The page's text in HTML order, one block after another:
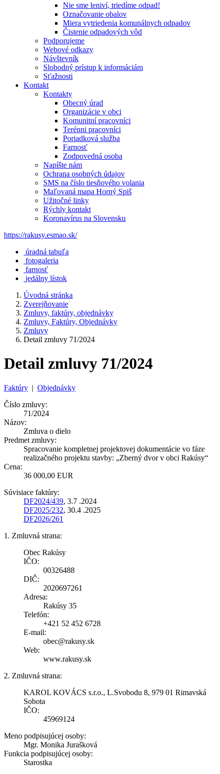
Nie sme leniví, triedíme odpad!
Označovanie obalov
Miera vytriedenia komunálnych odpadov
Čistenie odpadových vôd
Podporujeme
Webové odkazy
Návštevník
Slobodný prístup k informáciám
Sťažnosti
Kontakt
Kontakty
Obecný úrad
Organizácie v obci
Komunitní pracovníci
Terénni pracovníci
Poriadková služba
Farnosť
Zodpovedná osoba
Napíšte nám
Ochrana osobných údajov
SMS na číslo tiesňového volania
Maľovaná mapa Horný Spiš
Užitočné linky
Rýchly kontakt
Koronavírus na Slovensku
https://rakusy.esmao.sk/
úradná tabuľa
fotogaleria
farnosť
jedálny lístok
Úvodná stránka
Zverejňovanie
Zmluvy, faktúry, objednávky
Zmluvy, Faktúry, Objednávky
Zmluvy
Detail zmluvy 71/2024
Detail zmluvy 71/2024
Faktúry | Objednávky
Číslo zmluvy:
71/2024
Názov:
Zmluva o dielo
Predmet zmluvy:
Spracovanie kompletnej projektovej dokumentácie vo fáze
realizačného projektu stavby: „Zberný dvor v obci Rakúsy“
Cena:
36 000,00 EUR
Súvisiace faktúry:
DF2024/439, 3.7 .2024
DF2025/232, 30.4 .2025
DF2026/261
1. Zmluvná strana:
Obec Rakúsy
IČO:
00326488
DIČ:
2020697261
Adresa:
Rakúsy 35
Telefón:
+421 52 452 6728
E-mail:
obec@rakusy.sk
Web:
www.rakusy.sk
2. Zmluvná strana:
KAROL KOVÁCS s.r.o., L.Svobodu 8, 979 01 Rimavská
Sobota
IČO:
45969124
Meno podpisujúcej osoby:
Mgr. Monika Jurašková
Funkcia podpisujúcej osoby:
Starostka